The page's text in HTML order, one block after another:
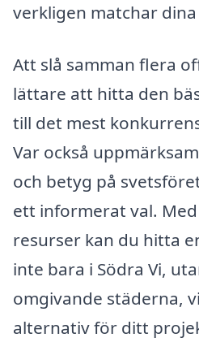
verkligen matchar dina
Att slå samman flera
lättare att hitta den
till det mest
Var också
och betyg på
ett informerat val. Med
resurser kan du hitta
inte bara i Södra Vi,
omgivande städerna,
alternativ för ditt